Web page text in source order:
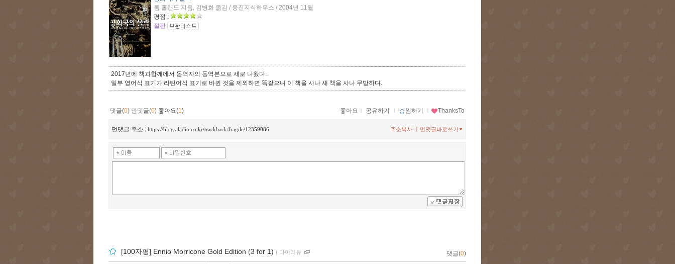
톰 홀랜드 지음, 김병화 옮김 / 웅진지식하우스 / 2004년 11월
평점 :
절판
2017년에 책과함께에서 동역자의 동역본으로 새로 나왔다.
일부 영어식 표기가 라틴어식 표기로 바뀐 것을 제외하면 똑같으니 이 책을 사나 새 책을 사나 무방하다.
댓글(0) 먼댓글(0) 좋아요(1) 좋아요 ｌ 공유하기 ｌ 찜하기 ｌ ThanksTo
먼댓글 주소 : https://blog.aladin.co.kr/trackback/fragile/12359086 먼댓글바로쓰기
주소복사 ㅣ
[100자평] Ennio Morricone Gold Edition (3 for 1) ｌ 마이리뷰 댓글(0)